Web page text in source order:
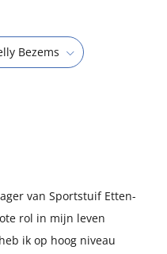
Bezems
van Sportstuif Etten-
rol in mijn leven
ik op hoog niveau